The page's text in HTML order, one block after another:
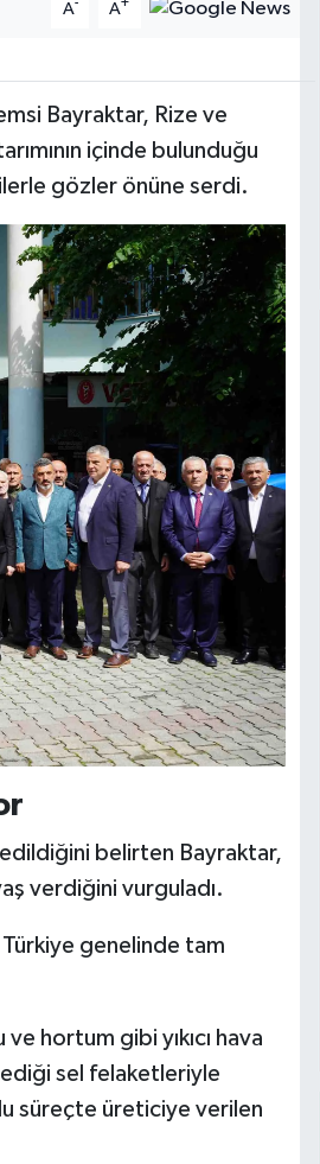
A- A+
Bayraktar, Rize ve
içinde bulunduğu
gözler önüne serdi.
belirten Bayraktar,
verdiğini vurguladı.
genelinde tam
hortum gibi yıkıcı hava
sel felaketleriyle
süreçte üreticiye verilen